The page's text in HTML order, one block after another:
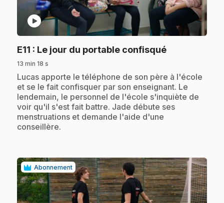
play_circle
E11 : Le jour du portable confisqué.
13 min 18 s
.Lucas apporte le téléphone de son père à l'école
et se le fait confisquer par son enseignant. Le
lendemain, le personnel de l'école s'inquiète de
voir qu'il s'est fait battre. Jade débute ses
menstruations et demande l'aide d'une
conseillère.
Abonnement